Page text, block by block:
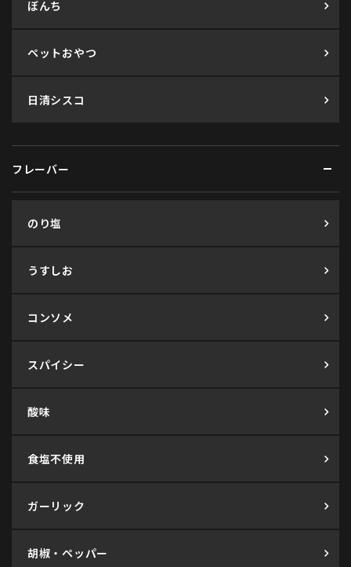
ぼんち
ペットおやつ
日清シスコ
フレーバー
のり塩
うすしお
コンソメ
スパイシー
酸味
食塩不使用
ガーリック
胡椒・ペッパー